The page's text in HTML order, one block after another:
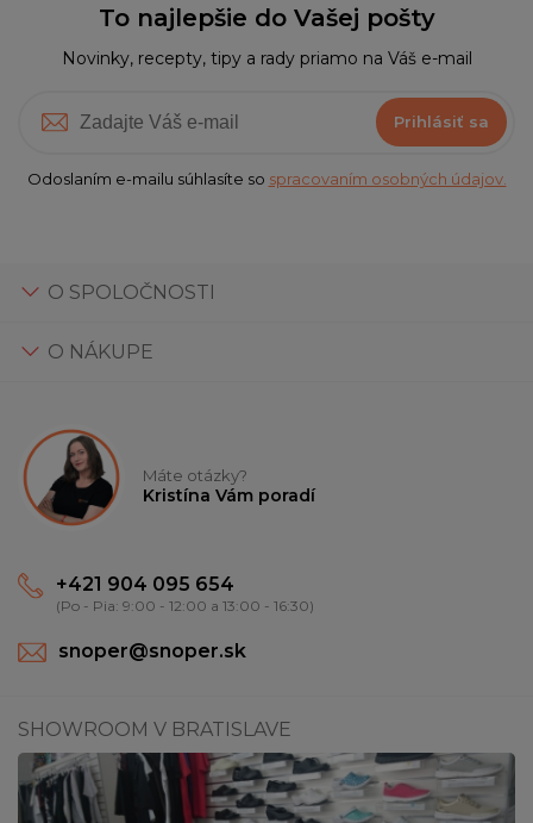
To najlepšie do Vašej pošty
Novinky, recepty, tipy a rady priamo na Váš e-mail
Prihlásiť sa
Odoslaním e-mailu súhlasíte so spracovaním osobných údajov.
O SPOLOČNOSTI
O NÁKUPE
Máte otázky?
Kristína Vám poradí
+421 904 095 654
(Po - Pia: 9:00 - 12:00 a 13:00 - 16:30)
snoper@snoper.sk
SHOWROOM V BRATISLAVE